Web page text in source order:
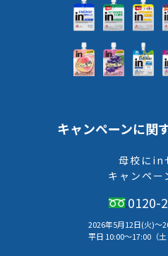
キャンペーンに関
母校にin
キャンペー
0120-
2026年5月12日(火)～
平⽇ 10:00〜17:00（⼟